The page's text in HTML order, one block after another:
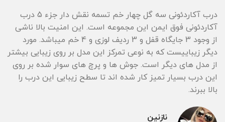
درب آکاردئونی سه گل چهار خم تسمه نقش دار جزء 5 درب
آکاردئونی فوق ایمن این مجموعه است. این امنیت بالا ناشی
از وجود 3 جایگاه قفل و 3 ردیف لوزی و 4 خم میباشد. مورد
دیگر زیباییست که به نوعی تمرکز این مدل بر روی زیبایی بیشتر
از مدل های دیگر است. جوش ها و پرچ های سوار شده بر روی
این درب بسیار تمیز کار شده اند تا سطح زیبایی این درب را
بالا ببرند.
نازنین